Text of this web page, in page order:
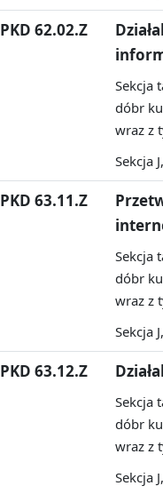
PKD 62.02.Z
Sekcja
dóbr
wraz z
Sekcja
PKD 63.11.Z
Sekcja
dóbr
wraz z
Sekcja
PKD 63.12.Z
Sekcja
dóbr
wraz z
Sekcja